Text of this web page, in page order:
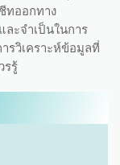
ทออกทาง
ละจำเป็นในการ
รวิเคราะห์ข้อมูลที่
รรู้